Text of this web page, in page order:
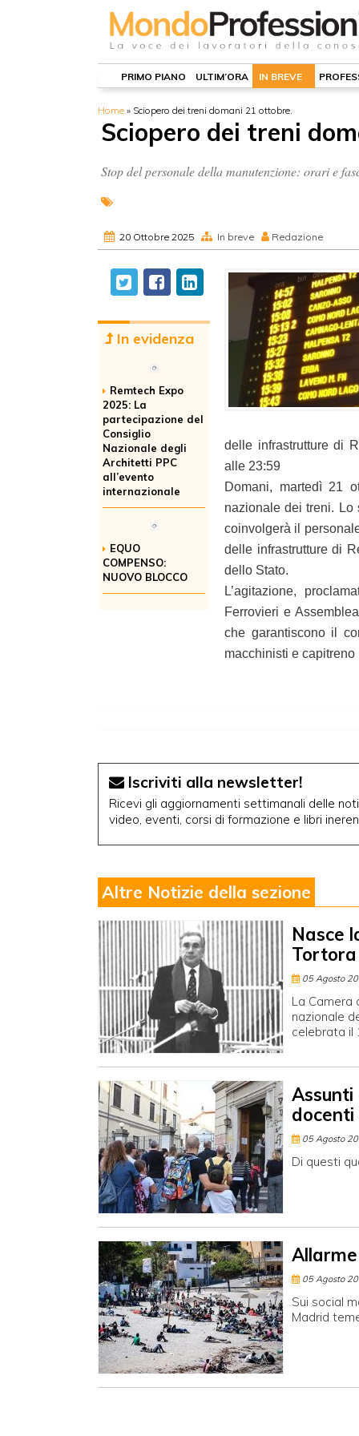
PRIMO PIANO ULTIM’ORA IN BREVE
Home » Sciopero dei treni domani 21 ottobre.
Sciopero dei treni
Stop del personale della manutenzione: orari e
20 Ottobre 2025 In breve Redazione
In evidenza
Remtech Expo
2025: La
partecipazione del
Consiglio
Nazionale degli
Architetti PPC
all’evento
internazionale
EQUO
COMPENSO:
NUOVO BLOCCO
delle infrastrutture di
alle 23:59
Domani, martedì 21
nazionale dei treni. Lo
coinvolgerà il
delle infrastrutture di
dello Stato.
L’agitazione,
Ferrovieri e
che garantiscono il
macchinisti e capitreno
Iscriviti alla newsletter!
Ricevi gli aggiornamenti settimanali delle
video, eventi, corsi di formazione e libri
Altre Notizie della sezione
Nasce
Tortora
05 Agosto
La Camera
nazionale
celebrata il
docenti
05 Agosto
Di questi
05 Agosto
Sui social
Madrid